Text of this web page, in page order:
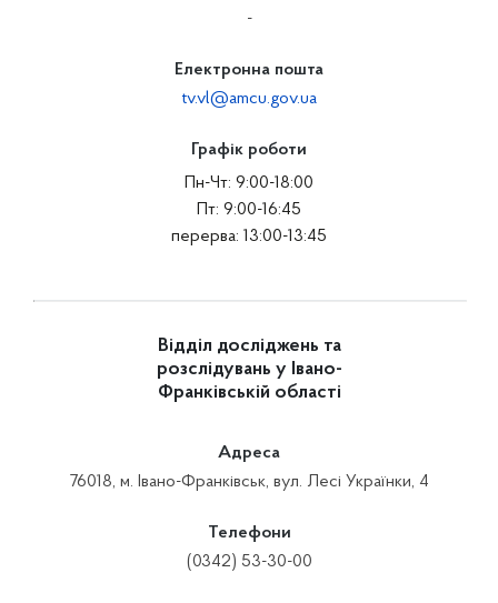
-
Електронна пошта
tv.vl@amcu.gov.ua
Графік роботи
Пн-Чт: 9:00-18:00
Пт: 9:00-16:45
перерва: 13:00-13:45
Відділ досліджень та
розслідувань у Івано-
Франківській області
Адреса
76018, м. Івано-Франківськ, вул. Лесі Українки, 4
Телефони
(0342) 53-30-00